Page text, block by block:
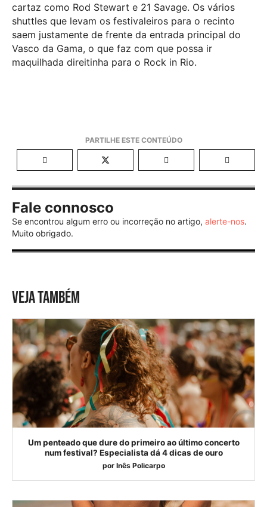
cartaz como Rod Stewart e 21 Savage. Os vários
shuttles que levam os festivaleiros para o recinto
saem justamente de frente da entrada principal do
Vasco da Gama, o que faz com que possa ir
maquilhada direitinha para o Rock in Rio.
Fale connosco
Se encontrou algum erro ou incorreção no artigo, alerte-nos.
Muito obrigado.
VEJA TAMBÉM
Um penteado que dure do primeiro ao último concerto
num festival? Especialista dá 4 dicas de ouro
por Inês Policarpo